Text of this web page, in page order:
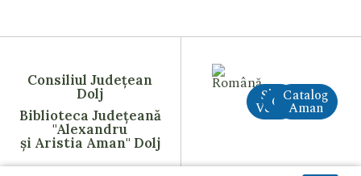
Consiliul Județean
Dolj
Biblioteca Județeană
"Alexandru
și Aristia Aman" Dolj
Site
VechiCreAI
Catalog
Aman